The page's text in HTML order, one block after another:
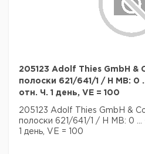
205123 Adolf Thies GmbH &
полоски 621/641/1 / H MB: 0
отн. Ч. 1 день, VE = 100
205123 Adolf Thies GmbH &
полоски 621/641/1 / H MB: 0 ...
1 день, VE = 100